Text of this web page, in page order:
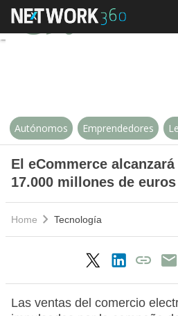
El
Autónomos Emprendedores
El eCommerce
17.000 millones de euros
Home Tecnología
Las ventas del comercio